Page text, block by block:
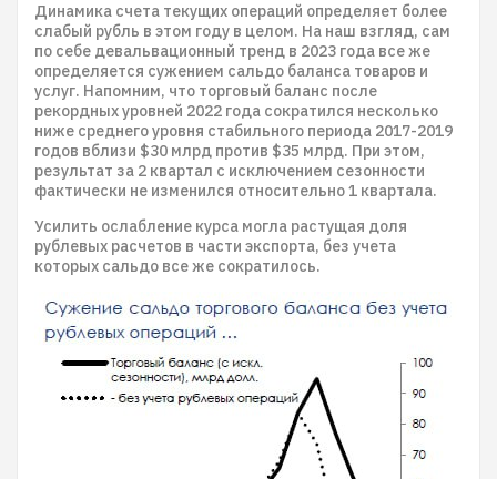
Динамика счета текущих операций определяет более
слабый рубль в этом году в целом. На наш взгляд, сам
по себе девальвационный тренд в 2023 года все же
определяется сужением сальдо баланса товаров и
услуг. Напомним, что торговый баланс после
рекордных уровней 2022 года сократился несколько
ниже среднего уровня стабильного периода 2017-2019
годов вблизи $30 млрд против $35 млрд. При этом,
результат за 2 квартал с исключением сезонности
фактически не изменился относительно 1 квартала.
Усилить ослабление курса могла растущая доля
рублевых расчетов в части экспорта, без учета
которых сальдо все же сократилось.